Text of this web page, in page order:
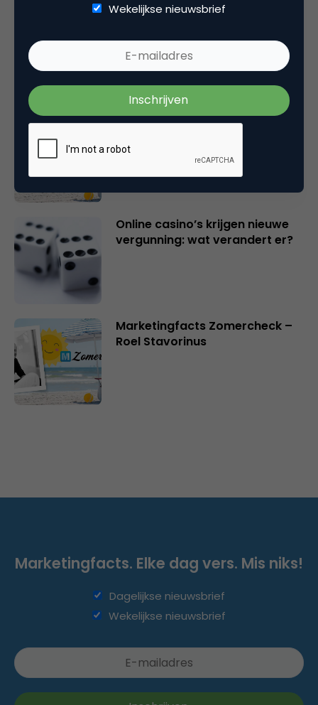
Vita Kovalenko
Marketingfacts Zomercheck –
Online casino’s krijgen nieuwe
vergunning: wat verandert er?
Marketingfacts Zomercheck –
Roel Stavorinus
Wekelijkse nieuwsbrief
Marketingfacts. Elke dag vers. Mis niks!
Dagelijkse nieuwsbrief
Wekelijkse nieuwsbrief